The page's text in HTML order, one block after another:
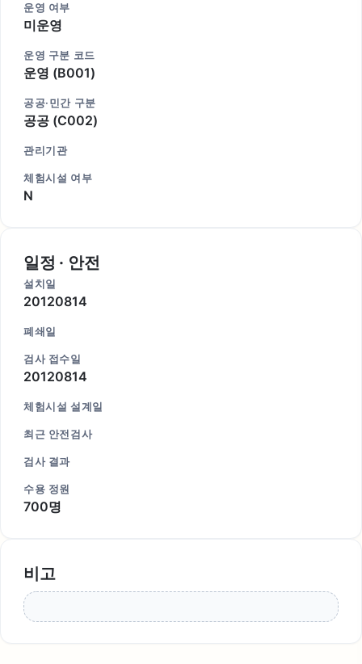
운영 여부
미운영
운영 구분 코드
운영 (B001)
공공·민간 구분
공공 (C002)
관리기관
체험시설 여부
N
일정 · 안전
설치일
20120814
폐쇄일
검사 접수일
20120814
체험시설 설계일
최근 안전검사
검사 결과
수용 정원
700명
비고